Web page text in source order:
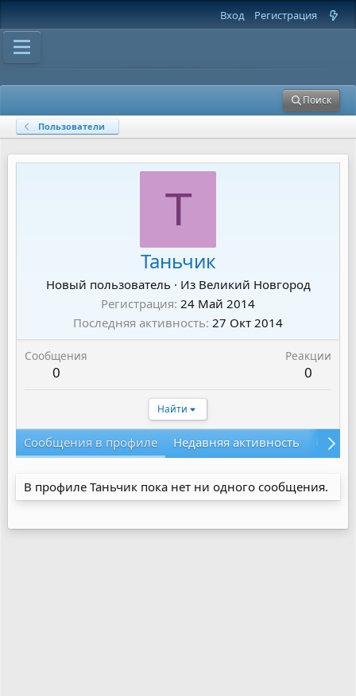
Вход Регистрация
Поиск
Пользователи
Т
Таньчик
Новый пользователь · Из Великий Новгород
Регистрация 24 Май 2014
Последняя активность 27 Окт 2014
Сообщения
0
Реакции
0
Найти
Сообщения в профиле Недавняя активность
В профиле Таньчик пока нет ни одного сообщения.